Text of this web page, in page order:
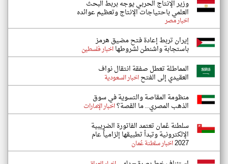
وزير الإنتاج الحربي يوجه بربط البحث
العلمي باحتياجات الإنتاج وتعظيم عوائده
اخبار مصر
إيران تربط إعادة فتح مضيق هرمز
باستجابة واشنطن لشروطهااخبار فلسطين
المماطلة تعطل صفقة انتقال نواف
العقيدي إلى الفتحاخبار السعودية
منظومة المقاصة والتسوية في سوق
الذهب المصري.. ما القصة؟اخبار الإمارات
سلطنة عُمان تعتمد الفاتورة الضريبية
الإلكترونية وتبدأ تطبيقها إلزامياً عام
2027اخبار سلطنة عُمان